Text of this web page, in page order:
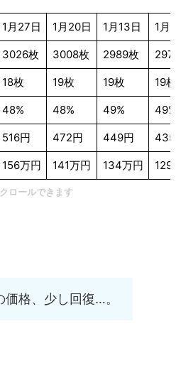
1月27日 1月20日 1月13日 1月6
3026枚 3008枚 2989枚
18枚 19枚 19枚 19枚
48% 48% 49% 49%
516円 472円 449円 435
156万円 141万円 134万円 129
ロールできます
価格、少し回復…。